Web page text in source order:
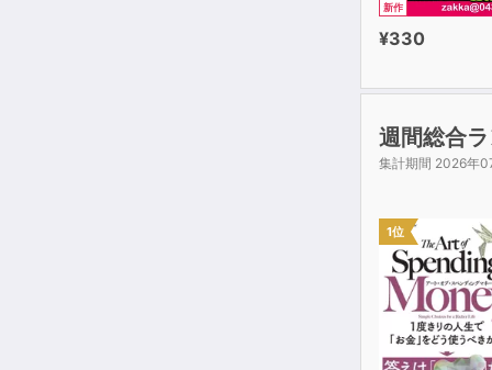
新作
¥330
週間総合
集計期間 2026年
1位